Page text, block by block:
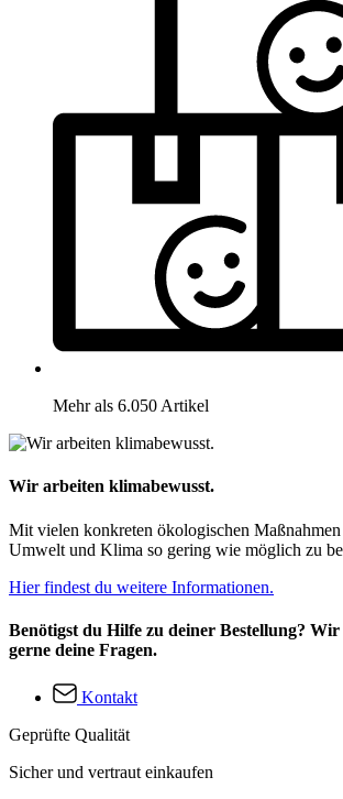
Mehr als 6.050 Artikel
Wir arbeiten klimabewusst.
Mit vielen konkreten ökologischen
Umwelt und Klima so gering wie möglich zu
Hier findest du weitere Informationen.
Benötigst du Hilfe zu deiner Bestellung?
gerne deine Fragen.
Kontakt
Geprüfte Qualität
Sicher und vertraut einkaufen